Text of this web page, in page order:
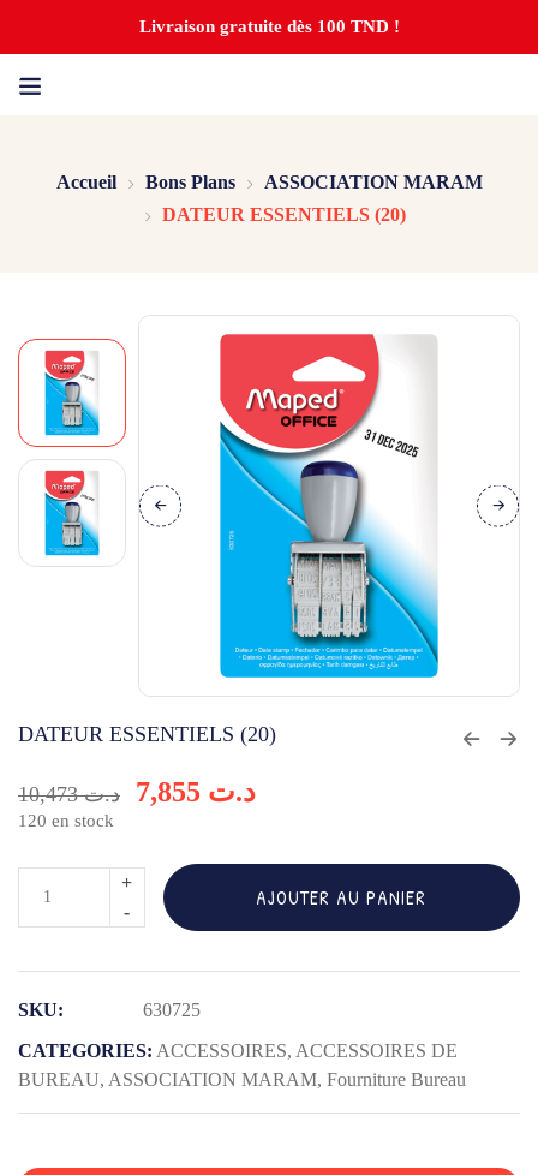
Livraison gratuite dès 100 TND !
Accueil Bons Plans
ASSOCIATION MARAM
DATEUR ESSENTIELS (20)
DATEUR ESSENTIELS (20)
د.ت10,473 د.ت
120 en stock
(20)
AJOUTER AU PANIER
SKU:
630725
CATEGORIES: ACCESSOIRES, ACCESSOIRES DE
BUREAU, ASSOCIATION MARAM, Fourniture Bureau